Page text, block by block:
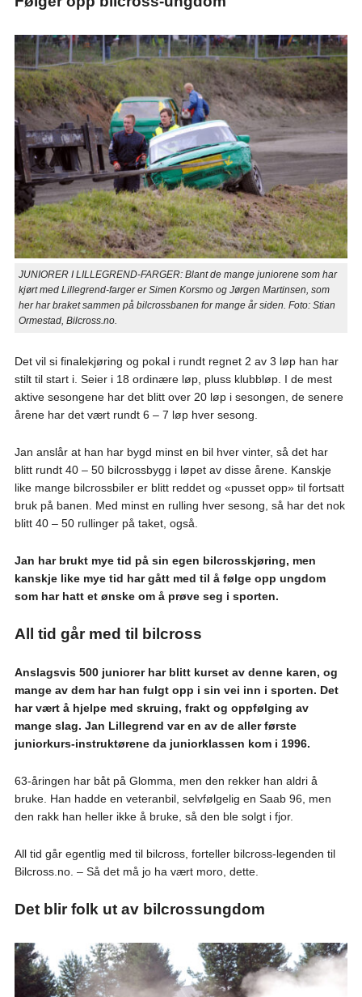
JUNIORER I LILLEGREND-FARGER: Blant de mange juniorene som har
kjørt med Lillegrend-farger er Simen Korsmo og Jørgen Martinsen, som
her har braket sammen på bilcrossbanen for mange år siden. Foto: Stian
Ormestad, Bilcross.no.
Det vil si finalekjøring og pokal i rundt regnet 2 av 3 løp han har
stilt til start i. Seier i 18 ordinære løp, pluss klubbløp. I de mest
aktive sesongene har det blitt over 20 løp i sesongen, de senere
årene har det vært rundt 6 – 7 løp hver sesong.
Jan anslår at han har bygd minst en bil hver vinter, så det har
blitt rundt 40 – 50 bilcrossbygg i løpet av disse årene. Kanskje
like mange bilcrossbiler er blitt reddet og «pusset opp» til fortsatt
bruk på banen. Med minst en rulling hver sesong, så har det nok
blitt 40 – 50 rullinger på taket, også.
Jan har brukt mye tid på sin egen bilcrosskjøring, men
kanskje like mye tid har gått med til å følge opp ungdom
som har hatt et ønske om å prøve seg i sporten.
All tid går med til bilcross
Anslagsvis 500 juniorer har blitt kurset av denne karen, og
mange av dem har han fulgt opp i sin vei inn i sporten. Det
har vært å hjelpe med skruing, frakt og oppfølging av
mange slag. Jan Lillegrend var en av de aller første
juniorkurs-instruktørene da juniorklassen kom i 1996.
63-åringen har båt på Glomma, men den rekker han aldri å
bruke. Han hadde en veteranbil, selvfølgelig en Saab 96, men
den rakk han heller ikke å bruke, så den ble solgt i fjor.
All tid går egentlig med til bilcross, forteller bilcross-legenden til
Bilcross.no. – Så det må jo ha vært moro, dette.
Det blir folk ut av bilcrossungdom